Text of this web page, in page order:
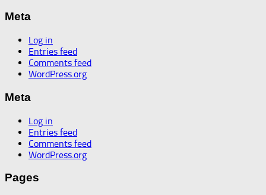
Meta
Log in
Entries feed
Comments feed
WordPress.org
Meta
Log in
Entries feed
Comments feed
WordPress.org
Pages